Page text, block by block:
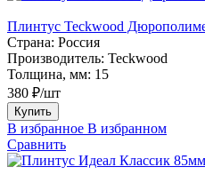
Плинтус Teckwood
Страна: Россия
Производитель: Teckwood
Толщина, мм: 15
380 ₽/шт
Купить
В избранное В избранном
Сравнить